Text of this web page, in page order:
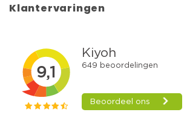
Klantervaringen